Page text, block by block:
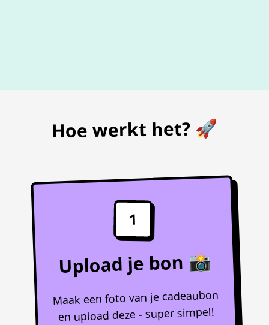
Hoe werkt het? 🚀
1
Upload je bon 📸
Maak een foto van je cadeaubon
en upload deze - super simpel!